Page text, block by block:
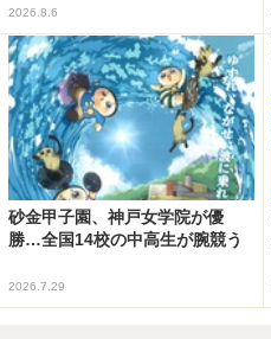
2026.8.6
砂金甲子園、神戸女学院が優
勝…全国14校の中高生が腕競う
2026.7.29